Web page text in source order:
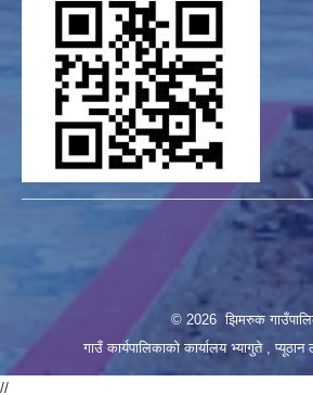
© 2026 झिमरुक
गाउँ कार्यपालिकाको कार्यालय भ्यागुते ,
//